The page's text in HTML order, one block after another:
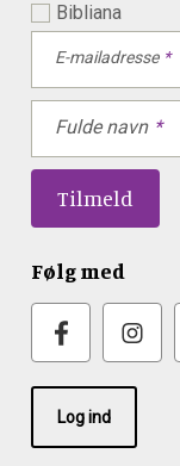
Bibliana
E-mailadresse
Fulde navn
Følg med
Log ind